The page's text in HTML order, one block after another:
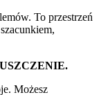
To przestrzeń
Możesz